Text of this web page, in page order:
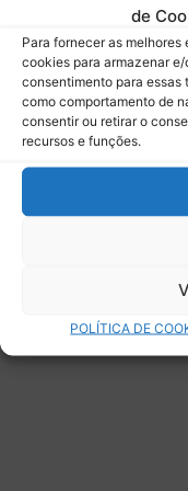
de
Para fornecer as
cookies para armazenar
consentimento para essas
como comportamento de
consentir ou retirar o
recursos e funções.
POLÍTICA DE
Deixe uma resposta